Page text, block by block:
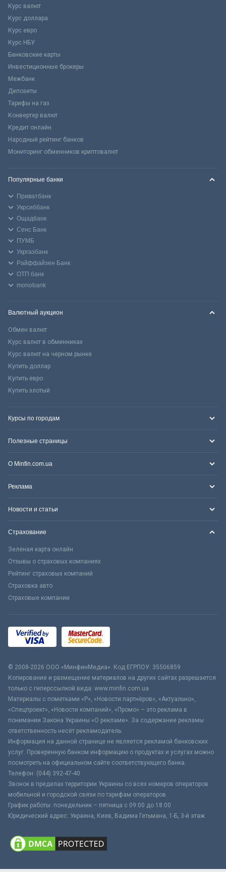
Курс валют
Курс доллара
Курс евро
Курс НБУ
Банковские карты
Инвестиционные брокеры
Межбанк
Депозиты
Тарифы на газ
Конвертер валют
Кредит онлайн
Народный рейтинг банков
Мониторинг обменников криптовалют
Популярные банки
Приватбанк
Укрсиббанк
Ощадбанк
Сенс Банк
ПУМБ
Укргазбанк
Райффайзен Банк
ОТП банк
monobank
Валютный аукцион
Обмен валют
Курс валют в обменниках
Курс валют на черном рынке
Купить доллар
Купить евро
Купить злотый
Курсы по городам
Полезные страницы
О Minfin.com.ua
Реклама
Новости и статьи
Страхование
Зеленая карта онлайн
Отзывы о страховых компаниях
Рейтинг страховых компаний
Страховка авто
Страховые компании
© 2008-2026 ООО «МинфинМедиа». Код ЕГРПОУ: 35506859
Копирование и размещение материалов на других сайтах разрешается
только с гиперссылкой вида: www.minfin.com.ua
Материалы с пометками «Р», «Новости партнёров», «Актуально»,
«Спецпроект», «Новости компаний», «Промо» – это реклама в
понимании Закона Украины «О рекламе». За содержание рекламы
ответственность несёт рекламодатель.
Информация на данной странице не является рекламой банковских
услуг. Проверенную банком информацию о продуктах и услугах можно
посмотреть на официальном сайте соответствующего банка.
Телефон: (044) 392-47-40
Звонок в пределах территории Украины со всех номеров операторов
мобильной и городской связи по тарифам операторов
График работы: понедельник – пятница с 09:00 до 18:00
Юридический адрес: Украина, Киев, Вадима Гетьмана, 1-Б, 3-й этаж